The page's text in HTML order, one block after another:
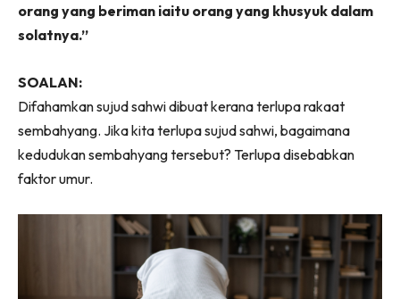
orang yang beriman iaitu orang yang khusyuk dalam
solatnya.”
SOALAN:
Difahamkan sujud sahwi dibuat kerana terlupa rakaat
sembahyang. Jika kita terlupa sujud sahwi, bagaimana
kedudukan sembahyang tersebut? Terlupa disebabkan
faktor umur.